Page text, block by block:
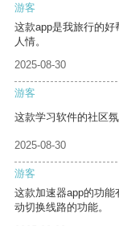
游客
这款app是我旅行的
人情。
2025-08-30
游客
这款学习软件的社区
2025-08-30
游客
这款加速器app的功能
动切换线路的功能。